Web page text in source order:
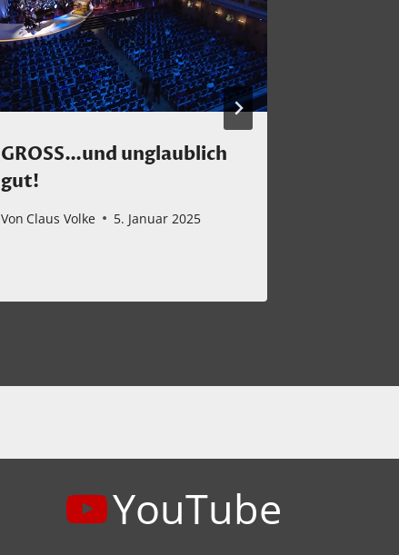
GROSS…und unglaublich
gut!
Von Claus Volke 5. Januar 2025
YouTube